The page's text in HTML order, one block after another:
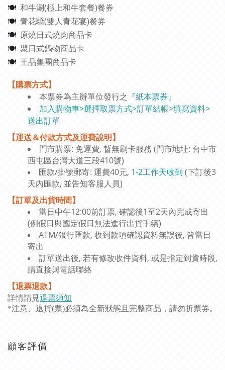
🍽 和牛涮(極上和牛套餐)餐券
🍽 青花驕(雙人青花宴)餐券
🍽 原燒日式燒肉商品卡
🍽 聚日式鍋物商品卡
🍽 王品集團商品卡
【購票方式】
本票券為主辦單位發行之 『紙本票券』
加入購物車>選擇取票方式>訂單結帳>填寫資料>
送出訂單
【運送＆付款方式及運費說明】
門市購票: 免運費, 暫無刷卡服務 (門市地址: 台中市
西屯區台灣大道三段410號)
匯款/掛號郵寄: 運費40元, 1-2工作天收到 (下訂後3
天內匯款, 並告知客服人員)
【訂單及出貨時間】
當日中午12:00前訂票, 確認後1至2天內完成寄出
(例假日與國定假日無法進行出貨手續)
ATM/銀行匯款, 收到款項確認資料無誤後, 皆當日
寄出
訂單送出後, 若有修改收件資料, 或是指定到貨時段,
請直接與電話聯絡
【退票退款】
詳情請見退票須知
*注意、退貨(票)必須為全新狀態且完整商品，請勿折票券。
顧客評價